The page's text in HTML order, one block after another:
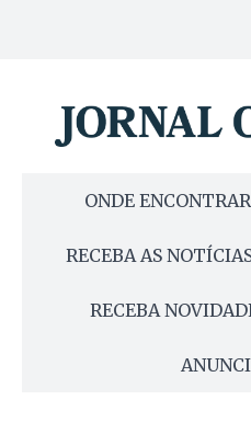
ONDE
RECEBA AS
RECEBA